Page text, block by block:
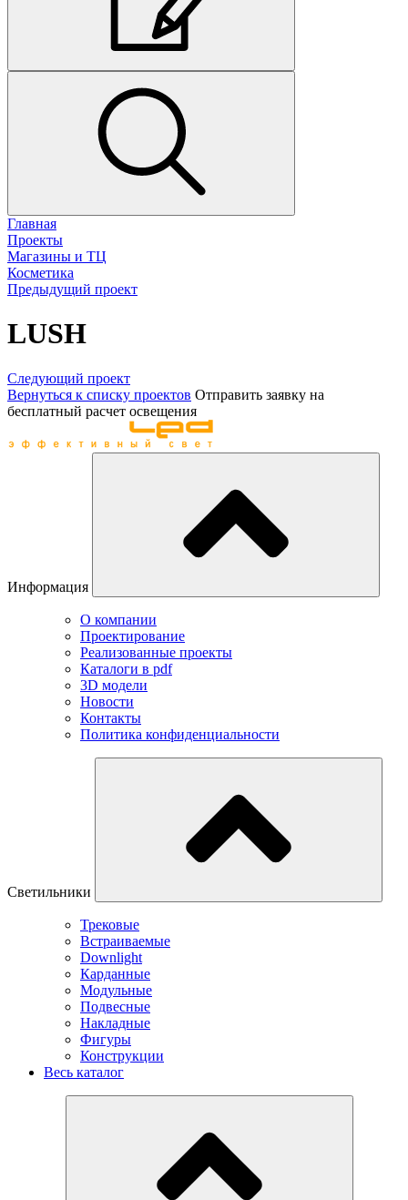
Главная
Проекты
Магазины и ТЦ
Косметика
Предыдущий проект
LUSH
Следующий проект
Вернуться к списку проектов Отправить заявку на
бесплатный расчет освещения
Информация
О компании
Проектирование
Реализованные проекты
Каталоги в pdf
3D модели
Новости
Контакты
Политика конфиденциальности
Светильники
Трековые
Встраиваемые
Downlight
Карданные
Модульные
Подвесные
Накладные
Фигуры
Конструкции
Весь каталог